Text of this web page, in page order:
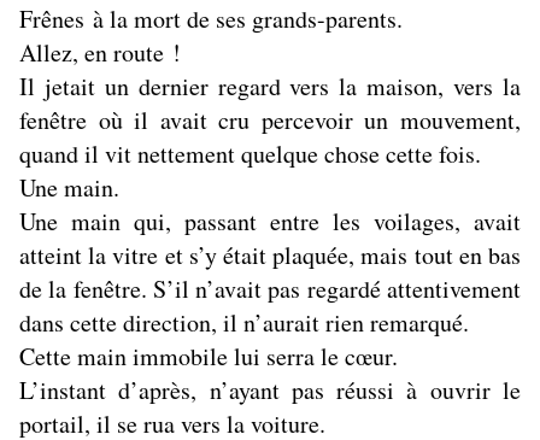
Frênes à la mort de ses grands-parents.
Allez, en route !
Il jetait un dernier regard vers la maison, vers la
fenêtre où il avait cru percevoir un mouvement,
quand il vit nettement quelque chose cette fois.
Une main.
Une main qui, passant entre les voilages, avait
atteint la vitre et s’y était plaquée, mais tout en bas
de la fenêtre. S’il n’avait pas regardé attentivement
dans cette direction, il n’aurait rien remarqué.
Cette main immobile lui serra le cœur.
L’instant d’après, n’ayant pas réussi à ouvrir le
portail, il se rua vers la voiture.